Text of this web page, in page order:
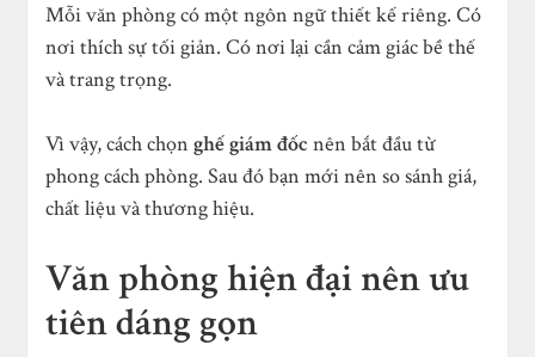
Mỗi văn phòng có một ngôn ngữ thiết kế riêng. Có
nơi thích sự tối giản. Có nơi lại cần cảm giác bề thế
và trang trọng.
Vì vậy, cách chọnghế giám đốc nên bắt đầu từ
phong cách phòng. Sau đó bạn mới nên so sánh giá,
chất liệu và thương hiệu.
Văn phòng hiện đại nên ưu
tiên dáng gọn